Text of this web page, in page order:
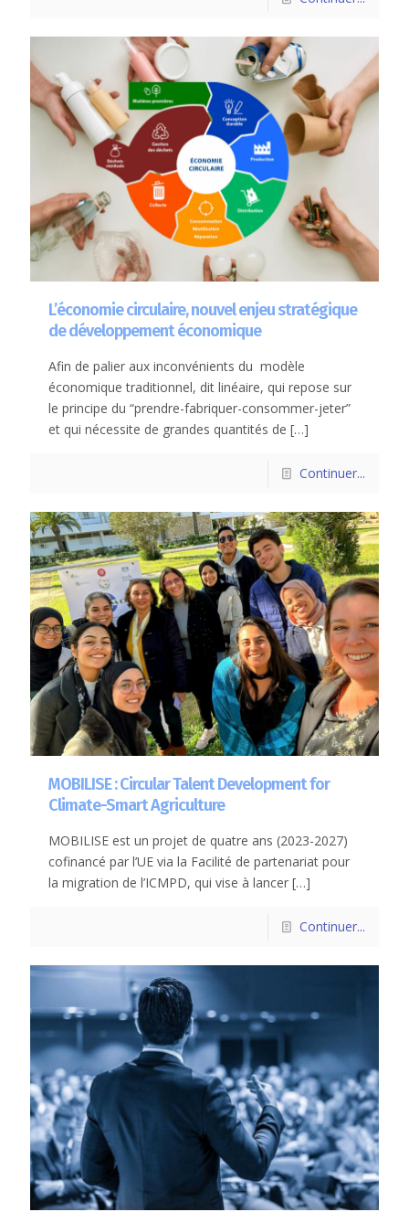
L’économie circulaire, nouvel enjeu stratégique
de développement économique
Afin de palier aux inconvénients du modèle
économique traditionnel, dit linéaire, qui repose sur
le principe du “prendre-fabriquer-consommer-jeter”
et qui nécessite de grandes quantités de […]
Continuer...
MOBILISE : Circular Talent Development for
Climate-Smart Agriculture
MOBILISE est un projet de quatre ans (2023-2027)
cofinancé par l’UE via la Facilité de partenariat pour
la migration de l’ICMPD, qui vise à lancer […]
Continuer...